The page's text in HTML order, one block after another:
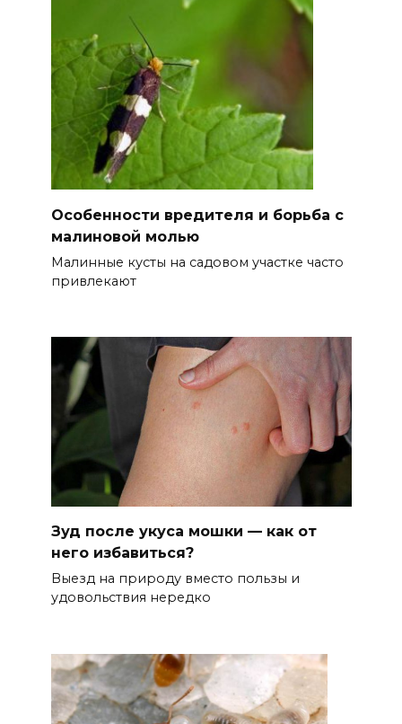
Особенности вредителя и борьба с
малиновой молью
Малинные кусты на садовом участке часто
привлекают
Зуд после укуса мошки — как от
него избавиться?
Выезд на природу вместо пользы и
удовольствия нередко